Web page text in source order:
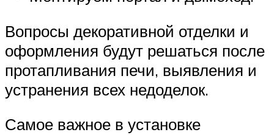
Вопросы декоративной отделки и
оформления будут решаться после
протапливания печи, выявления и
устранения всех недоделок.
Самое важное в установке